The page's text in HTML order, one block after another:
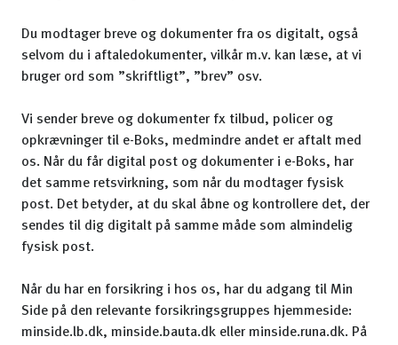
Du modtager breve og dokumenter fra os digitalt, også
selvom du i aftaledokumenter, vilkår m.v. kan læse, at vi
bruger ord som ”skriftligt”, ”brev” osv.
Vi sender breve og dokumenter fx tilbud, policer og
opkrævninger til e-Boks, medmindre andet er aftalt med
os. Når du får digital post og dokumenter i e-Boks, har
det samme retsvirkning, som når du modtager fysisk
post. Det betyder, at du skal åbne og kontrollere det, der
sendes til dig digitalt på samme måde som almindelig
fysisk post.
Når du har en forsikring i hos os, har du adgang til Min
Side på den relevante forsikringsgruppes hjemmeside:
minside.lb.dk, minside.bauta.dk eller minside.runa.dk. På